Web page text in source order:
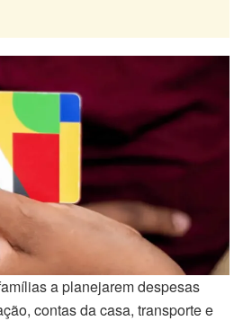
a planejarem despesas
contas da casa, transporte e